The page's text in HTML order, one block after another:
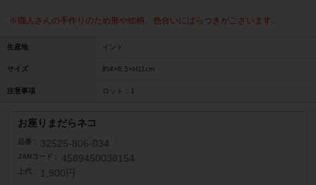
※職人さんの手作りのため形や絵柄、色合いにばらつきがございます。
生産地 インド
サイズ 約4×6.5×H11cm
注意事項 ロット：1
お座りまだらネコ
品番 32525-806-034
JANコード 4589450038154
上代 1,900円